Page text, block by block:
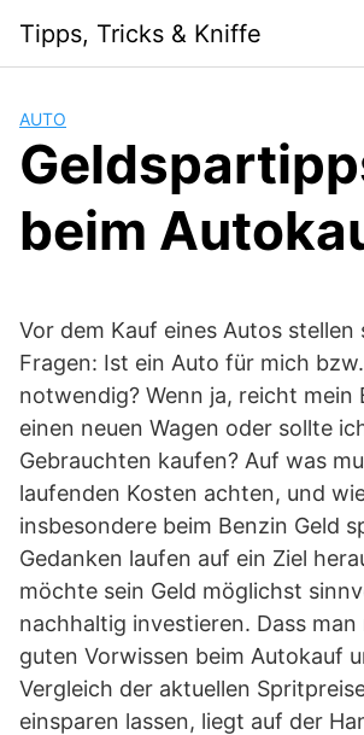
content
Tipps, Tricks & Kniffe
AUTO
beim
Vor dem Kauf eines Autos stellen
Fragen: Ist ein Auto für mich
notwendig? Wenn ja, reicht mein
einen neuen Wagen oder sollte
Gebrauchten kaufen? Auf was
laufenden Kosten achten, und
insbesondere beim Benzin Geld
Gedanken laufen auf ein Ziel
möchte sein Geld möglichst
nachhaltig investieren. Dass man
guten Vorwissen beim Autokauf
Vergleich der aktuellen
einsparen lassen, liegt auf der